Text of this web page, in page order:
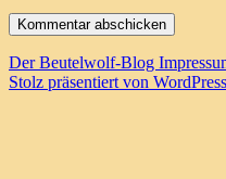
Der Beutelwolf-Blog
Stolz präsentiert von